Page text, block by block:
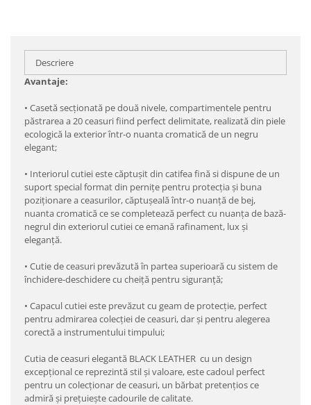
Descriere
Avantaje:
• Casetă secționată pe două nivele, compartimentele pentru
păstrarea a 20 ceasuri fiind perfect delimitate, realizată din piele
ecologică la exterior într-o nuanta cromatică de un negru
elegant;
• Interiorul cutiei este căptușit din catifea fină si dispune de un
suport special format din pernițe pentru protecția și buna
poziționare a ceasurilor, căptușeală într-o nuanţă de bej,
nuanta cromatică ce se completează perfect cu nuanța de bază-
negrul din exteriorul cutiei ce emană rafinament, lux și
eleganță.
• Cutie de ceasuri prevăzută în partea superioară cu sistem de
închidere-deschidere cu cheiță pentru siguranță;
• Capacul cutiei este prevăzut cu geam de protecție, perfect
pentru admirarea colecţiei de ceasuri, dar și pentru alegerea
corectă a instrumentului timpului;
Cutia de ceasuri elegantă BLACK LEATHER cu un design
excepțional ce reprezintă stil şi valoare, este cadoul perfect
pentru un colecționar de ceasuri, un bărbat pretențios ce
admiră și prețuiește cadourile de calitate.